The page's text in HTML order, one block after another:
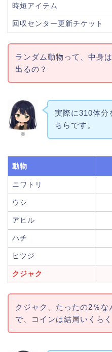
時短アイテム
回収センター更新チケット
ランダム動物って、中身
出るの？
奏
実際に310体分
ちらです。
動物
ニワトリ
ウシ
アヒル
ハチ
ヒツジ
クジャク
クジャク、たったの2％
で、コインは結局いくら